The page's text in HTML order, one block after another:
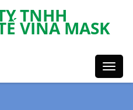
TNHH
VINA MASK
Styles